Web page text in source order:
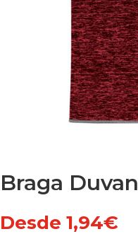
Braga Duvan
Desde 1,94€